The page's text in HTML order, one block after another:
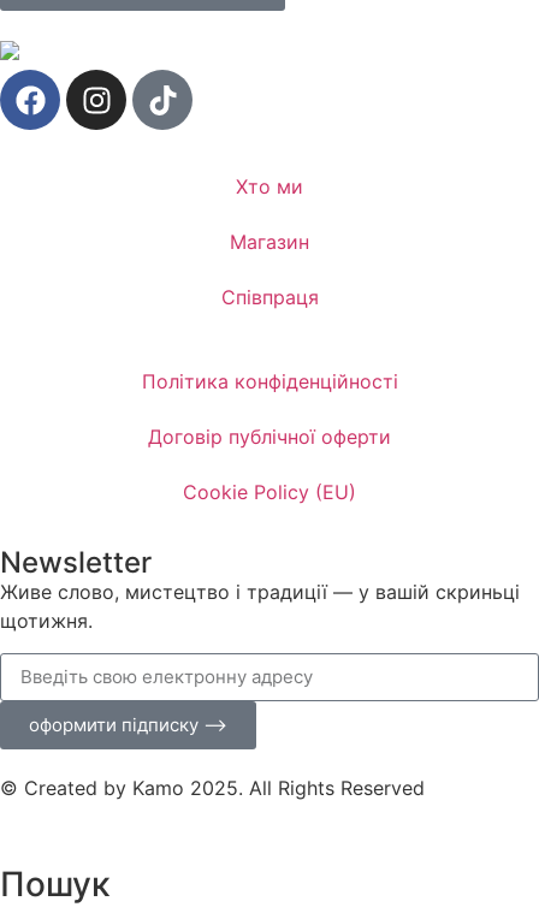
Хто ми
Магазин
Співпраця
Політика конфіденційності
Договір публічної оферти
Cookie Policy (EU)
Newsletter
Живе слово, мистецтво і традиції — у вашій скриньці
щотижня.
оформити підписку ⟶
© Created by Kamo 2025. All Rights Reserved
Пошук